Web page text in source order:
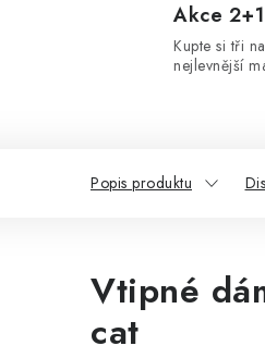
Akce
Kupte si tři
nejlevnější
Popis produktu
Vtipné
cat